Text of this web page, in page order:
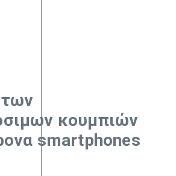
κουμπιών
smartphones